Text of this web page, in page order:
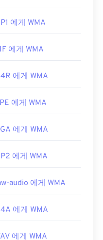
사이트의 이
us/이전-버
media-center-
사용되기 때문에 다른
리밍에도 자주 사용
프로그램으로는
Android,Windows
사용해 보세요.
en-
에게 WMA
에게 WMA
에게 WMA
에게 WMA
에게 WMA
에게 WMA
audio 에게 WMA
에게 WMA
에게 WMA